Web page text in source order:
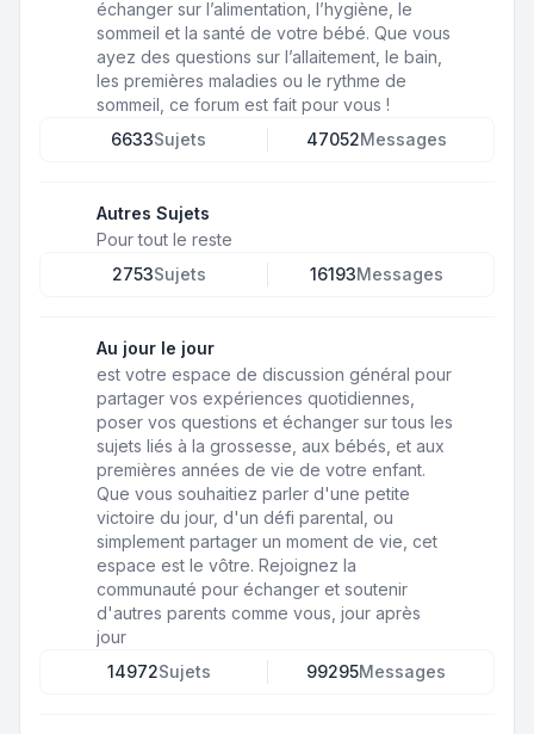
échanger sur l’alimentation, l’hygiène, le
sommeil et la santé de votre bébé. Que vous
ayez des questions sur l’allaitement, le bain,
les premières maladies ou le rythme de
sommeil, ce forum est fait pour vous !
6633Sujets 47052Messages
Autres Sujets
Pour tout le reste
2753Sujets 16193Messages
Au jour le jour
est votre espace de discussion général pour
partager vos expériences quotidiennes,
poser vos questions et échanger sur tous les
sujets liés à la grossesse, aux bébés, et aux
premières années de vie de votre enfant.
Que vous souhaitiez parler d'une petite
victoire du jour, d'un défi parental, ou
simplement partager un moment de vie, cet
espace est le vôtre. Rejoignez la
communauté pour échanger et soutenir
d'autres parents comme vous, jour après
jour
14972Sujets 99295Messages